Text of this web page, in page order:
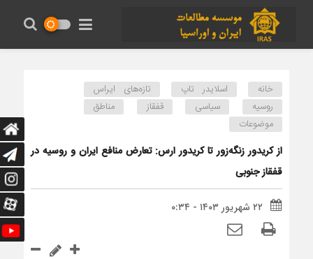
خانه اسلایدر تاپ
تازه‌های ایراس
روسیه
سیاسی قفقاز
مناطق
موضوعات
از کریدور ‌زنگه‌زور تا کریدور ارس: تعارض منافع ایران و روسیه در
قفقاز جنوبی
۲۲ شهریور ۱۴۰۳ - ۰:۳۴